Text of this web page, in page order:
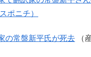
ポニチ）
の常盤新平氏が死去 （